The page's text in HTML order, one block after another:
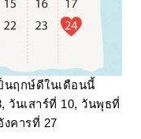
นฤกษ์ดีในเดือนนี้
นเสาร์ที่ 10, วันพุธที่
งคารที่ 27